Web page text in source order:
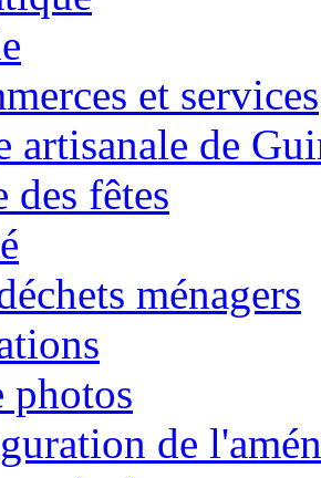
et services
artisanale de
des fêtes
ménagers
photos
de